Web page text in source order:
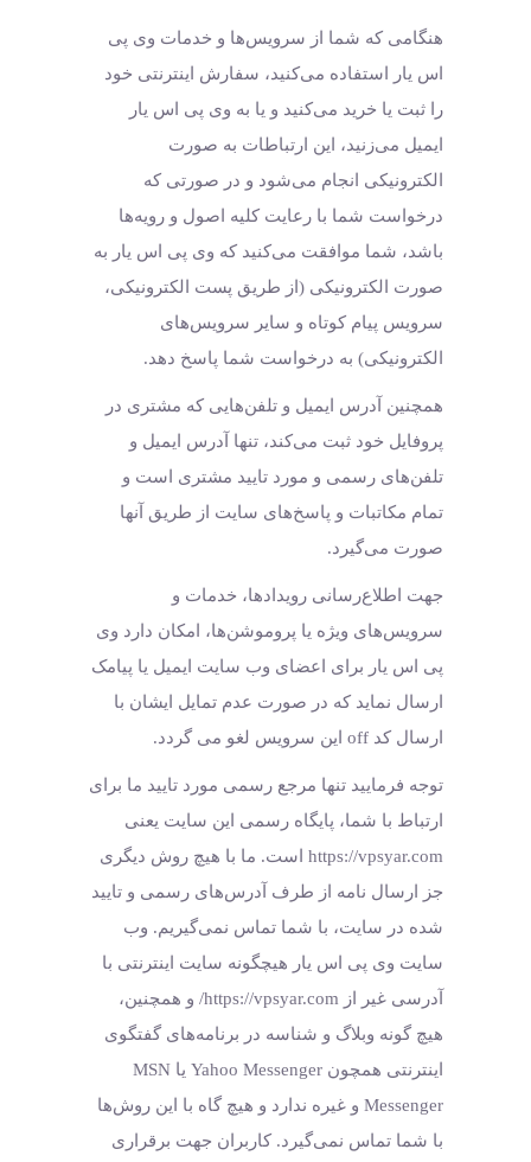
هنگامی که شما از سرویس‌‏ها و خدمات وی پی
اس یار استفاده می‏‌کنید، سفارش اینترنتی خود
را ثبت یا خرید می‏‌کنید و یا به وی پی اس یار
ایمیل می‏‌زنید، این ارتباطات به صورت
الکترونیکی انجام می‏‌شود و در صورتی که
درخواست شما با رعایت کلیه اصول و رویه‏‌ها
باشد، شما موافقت می‌‏کنید که وی پی اس یار به
صورت الکترونیکی (از طریق پست الکترونیکی،
سرویس پیام کوتاه و سایر سرویس‌های
الکترونیکی) به درخواست شما پاسخ دهد.
همچنین آدرس ایمیل و تلفن‌هایی که مشتری در
پروفایل خود ثبت می‌کند، تنها آدرس ایمیل و
تلفن‌های رسمی و مورد تایید مشتری است و
تمام مکاتبات و پاسخ‌های سایت از طریق آنها
صورت می‌گیرد.
جهت اطلاع‌رسانی رویدادها، خدمات و
سرویس‌های ویژه یا پروموشن‌ها، امکان دارد وی
پی اس یار برای اعضای وب سایت ایمیل یا پیامک
ارسال نماید که در صورت عدم تمایل ایشان با
ارسال کد off این سرویس لغو می گردد.
توجه فرمایید تنها مرجع رسمی مورد تایید ما برای
ارتباط با شما، پایگاه رسمی این سایت یعنی
https://vpsyar.com است. ما با هیچ روش دیگری
جز ارسال نامه از طرف آدرس‏‌های رسمی و تایید
شده در سایت، با شما تماس نمی‌‏گیریم. وب
سایت وی پی اس یار هیچگونه سایت اینترنتی با
آدرسی غیر از https://vpsyar.com/ و همچنین،
هیچ گونه وبلاگ و شناسه در برنامه‏‌های گفتگوی
اینترنتی همچون Yahoo Messenger یا MSN
Messenger و غیره ندارد و هیچ ‏گاه با این روش‏‌ها
با شما تماس نمی‏‌گیرد. کاربران جهت برقراری